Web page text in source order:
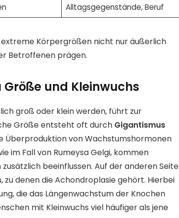
Alltagsgegenstände, Beruf
Körpergrößen nicht nur äußerlich
Betroffenen prägen.
und Kleinwuchs
groß oder klein werden, führt zur
Größe entsteht oft durch Gigantismus
Überproduktion von Wachstumshormonen
im Fall von Rumeysa Gelgi, kommen
beeinflussen. Auf der anderen Seite
, zu denen die Achondroplasie gehört. Hierbei
die das Längenwachstum der Knochen
mit Kleinwuchs viel häufiger als jene